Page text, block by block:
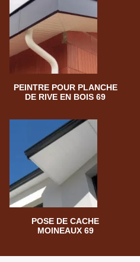
PEINTRE POUR PLANCHE
DE RIVE EN BOIS 69
POSE DE CACHE
MOINEAUX 69